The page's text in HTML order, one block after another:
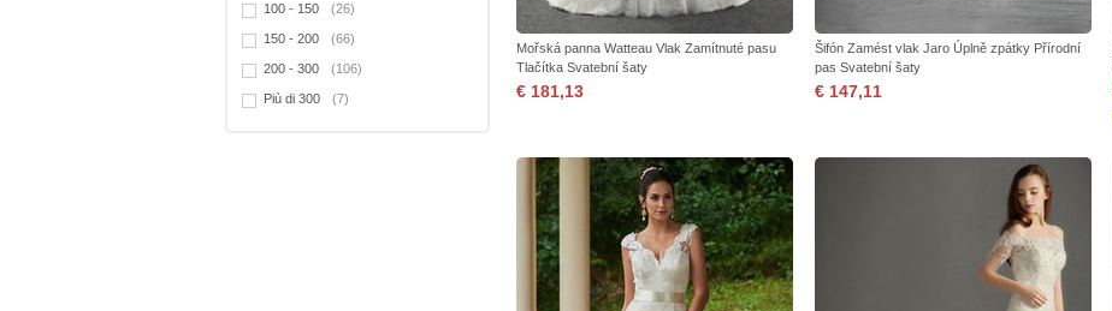
100 - 150 (26)
150 - 200 (66)
200 - 300 (106)
Più di 300 (7)
Mořská panna Watteau Vlak Zamítnuté pasu
Tlačítka Svatební šaty
€ 181,13
Šifón Zamést vlak Jaro Úplně zpátky Přírodní
pas Svatební šaty
€ 147,11